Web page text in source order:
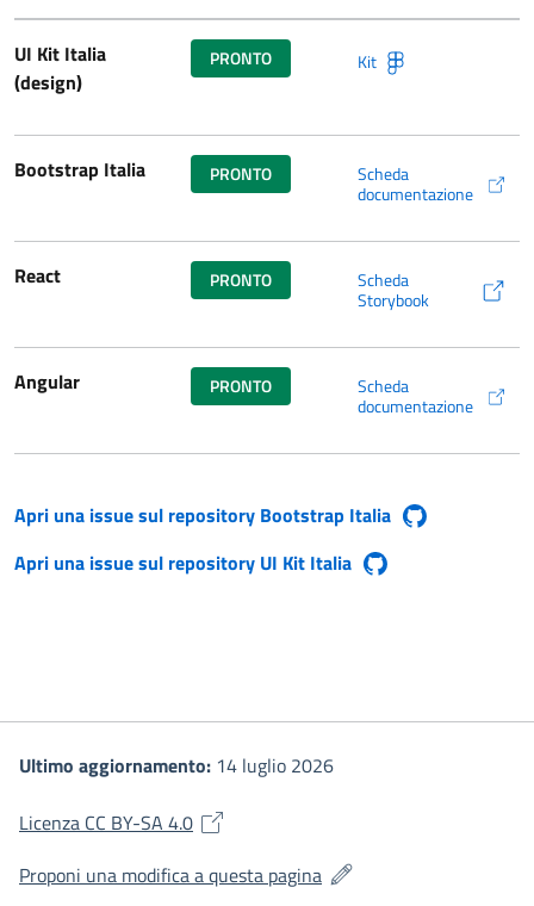
UI Kit Italia
(design)
PRONTO Kit
UI Kit Italia su Figma (si
Bootstrap Italia PRONTO Scheda
documentazione
(si apre in una nuova
React PRONTO Scheda
Storybook
(si apre in una nuova
Angular PRONTO Scheda
documentazione
(si apre in una nuova
Apri una issue sul repository Bootstrap Italia
(si apre in una nuova finestra)
Apri una issue sul repository UI Kit Italia
(si apre in una nuova finestra)
Ultimo aggiornamento: 14 luglio 2026
Licenza CC BY-SA 4.0(si apre in una nuova finestra)
Proponi una modifica a questa pagina (si apre in una nuova